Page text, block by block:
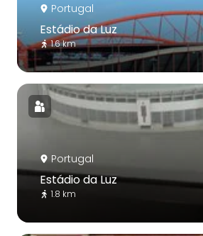
Portugal
Estádio da Luz
1.6 km
Portugal
Estádio da Luz
1.8 km